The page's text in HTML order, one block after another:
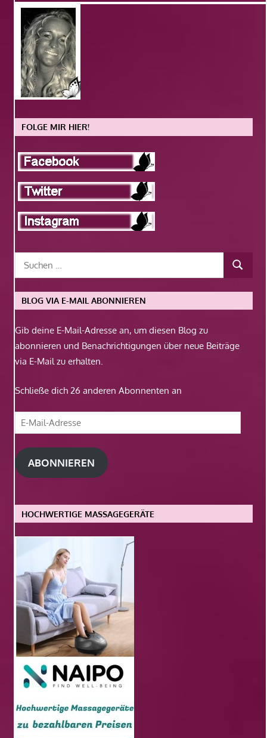
FOLGE MIR HIER!
BLOG VIA E-MAIL ABONNIEREN
Gib deine E-Mail-Adresse an, um diesen Blog zu
abonnieren und Benachrichtigungen über neue Beiträge
via E-Mail zu erhalten.
Schließe dich 26 anderen Abonnenten an
E-
Mail-
Adresse
ABONNIEREN
HOCHWERTIGE MASSAGEGERÄTE